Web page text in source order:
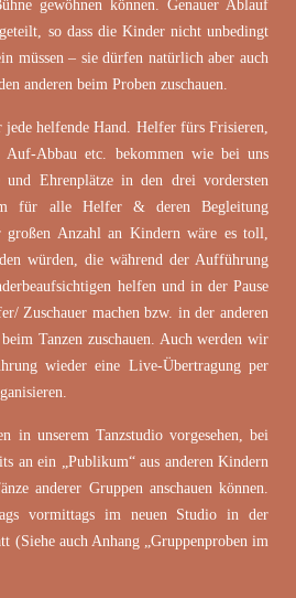
gewöhnen können. Genauer Ablauf
so dass die Kinder nicht unbedingt
müssen – sie dürfen natürlich aber auch
anderen beim Proben zuschauen.
helfende Hand. Helfer fürs Frisieren,
Auf-Abbau etc. bekommen wie bei uns
Ehrenplätze in den drei vordersten
für alle Helfer & deren Begleitung
großen Anzahl an Kindern wäre es toll,
würden, die während der Aufführung
helfen und in der Pause
Zuschauer machen bzw. in der anderen
Tanzen zuschauen. Auch werden wir
wieder eine Live-Übertragung per
in unserem Tanzstudio vorgesehen, bei
an ein „Publikum“ aus anderen Kindern
anderer Gruppen anschauen können.
vormittags im neuen Studio in der
(Siehe auch Anhang „Gruppenproben im